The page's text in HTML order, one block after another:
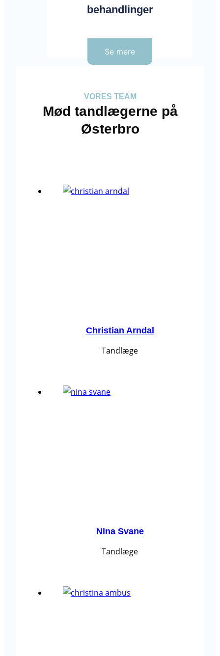
behandlinger
Se mere
VORES TEAM
Mød tandlægerne på
Østerbro
Christian Arndal
Tandlæge
Nina Svane
Tandlæge